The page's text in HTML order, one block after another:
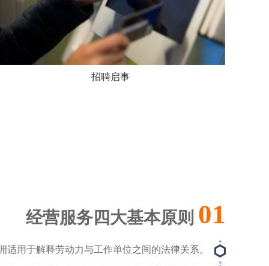
招聘启事
经营服务四大基本原则 01
适用于解释劳动力与工作单位之间的法律关系。